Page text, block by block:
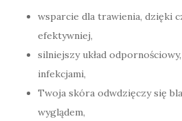
wsparcie dla trawienia, dzięki
efektywniej,
silniejszy układ
infekcjami,
Twoja skóra odwdzięczy się
wyglądem,